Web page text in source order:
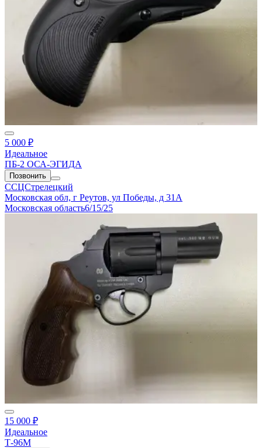
5 000 ₽
Идеальное
ПБ-2 ОСА-ЭГИДА
Позвонить
ССЦСтрелецкий
Московская обл, г Реутов, ул Победы, д 31А
Московская область6/15/25
15 000 ₽
Идеальное
Т-96М